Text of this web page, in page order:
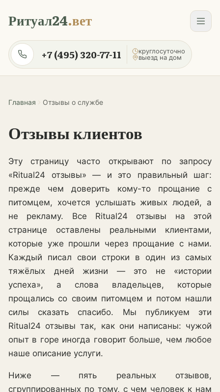
Ритуал24.вет
+7 (495) 320-77-11
круглосуточно
выезд на дом
Главная Отзывы о службе
Отзывы клиентов
Эту страницу часто открывают по запросу
«Ritual24 отзывы» — и это правильный шаг:
прежде чем доверить кому-то прощание с
питомцем, хочется услышать живых людей, а
не рекламу. Все Ritual24 отзывы на этой
странице оставлены реальными клиентами,
которые уже прошли через прощание с нами.
Каждый писал свои строки в один из самых
тяжёлых дней жизни — это не «истории
успеха», а слова владельцев, которые
прощались со своим питомцем и потом нашли
силы сказать спасибо. Мы публикуем эти
Ritual24 отзывы так, как они написаны: чужой
опыт в горе иногда говорит больше, чем любое
наше описание услуги.
Ниже — пять реальных отзывов,
сгруппированных по тому, с чем человек к нам